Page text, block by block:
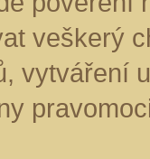
veškerý
vytváření